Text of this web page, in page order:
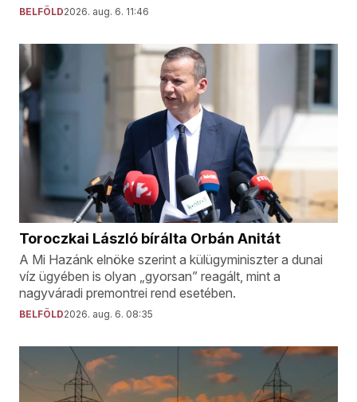
BELFÖLD2026. aug. 6. 11:46
Toroczkai László bírálta Orbán Anitát
A Mi Hazánk elnöke szerint a külügyminiszter a dunai
víz ügyében is olyan „gyorsan” reagált, mint a
nagyváradi premontrei rend esetében.
BELFÖLD2026. aug. 6. 08:35